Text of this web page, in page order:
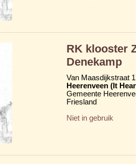
RK klooster
Denekamp
Van Maasdijkstraat
Heerenveen (It
Gemeente
Friesland
Niet in gebruik